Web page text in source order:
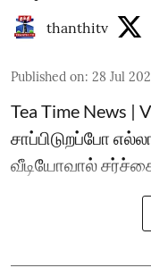
thanthitv
Published on: 28 Jul
Tea Time News
சாப்பிடுறப்போ
வீடியோவால்